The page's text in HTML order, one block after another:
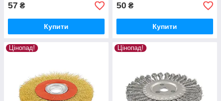
57 ₴
Купити
50 ₴
Купити
Цінопад! Цінопад!